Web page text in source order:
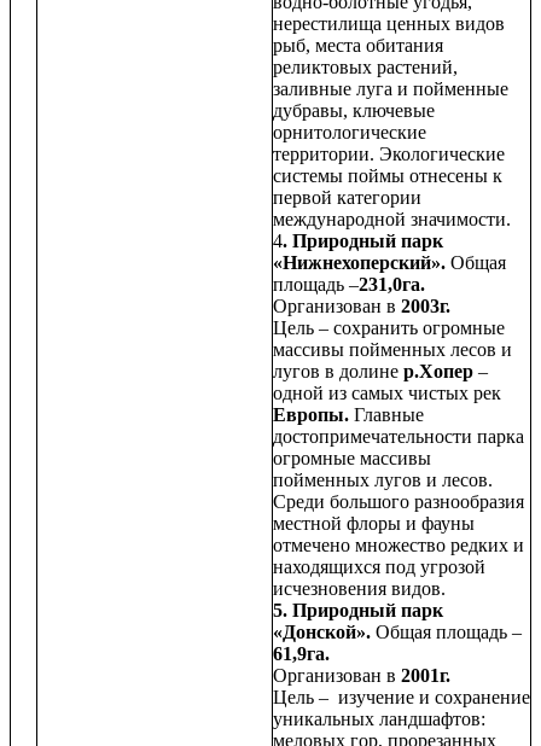
нерестилища ценных видов
рыб, места обитания
реликтовых растений,
заливные луга и пойменные
дубравы, ключевые
орнитологические
территории. Экологические
системы поймы отнесены к
первой категории
международной значимости.
4. Природный парк
«Нижнехоперский». Общая
площадь –231,0га.
Организован в 2003г.
Цель – сохранить огромные
массивы пойменных лесов и
лугов в долине р.Хопер –
одной из самых чистых рек
Европы. Главные
достопримечательности парка
огромные массивы
пойменных лугов и лесов.
Среди большого разнообразия
местной флоры и фауны
отмечено множество редких и
находящихся под угрозой
исчезновения видов.
5. Природный парк
«Донской». Общая площадь –
61,9га.
Организован в 2001г.
Цель – изучение и сохранение
уникальных ландшафтов:
меловых гор, прорезанных